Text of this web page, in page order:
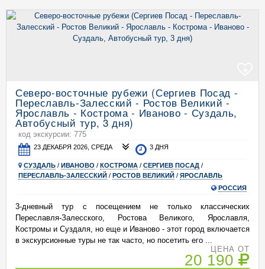
Северо-восточные рубежи (Сергиев Посад -
Переславль-Залесский - Ростов Великий -
Ярославль - Кострома - Иваново - Суздаль,
Автобусный тур, 3 дня)
код экскурсии: 775
23 ДЕКАБРЯ 2026, СРЕДА 3 ДНЯ
СУЗДАЛЬ / ИВАНОВО / КОСТРОМА / СЕРГИЕВ ПОСАД /
ПЕРЕСЛАВЛЬ-ЗАЛЕССКИЙ / РОСТОВ ВЕЛИКИЙ / ЯРОСЛАВЛЬ
РОССИЯ
3-дневный тур с посещением не только классических
Переславля-Залесского, Ростова Великого, Ярославля,
Костромы и Суздаля, но еще и Иваново - этот город включается
в экскурсионные туры не так часто, но посетить его ...
ЦЕНА ОТ
20 190